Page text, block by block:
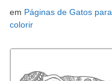
em Páginas de Gatos para
colorir